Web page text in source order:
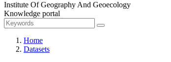
Institute Of Geography And Geoecology
Knowledge portal
Home
Datasets